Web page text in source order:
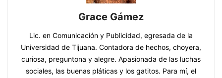
Grace Gámez
Lic. en Comunicación y Publicidad, egresada de la
Universidad de Tijuana. Contadora de hechos, choyera,
curiosa, preguntona y alegre. Apasionada de las luchas
sociales, las buenas pláticas y los gatitos. Para mí, el